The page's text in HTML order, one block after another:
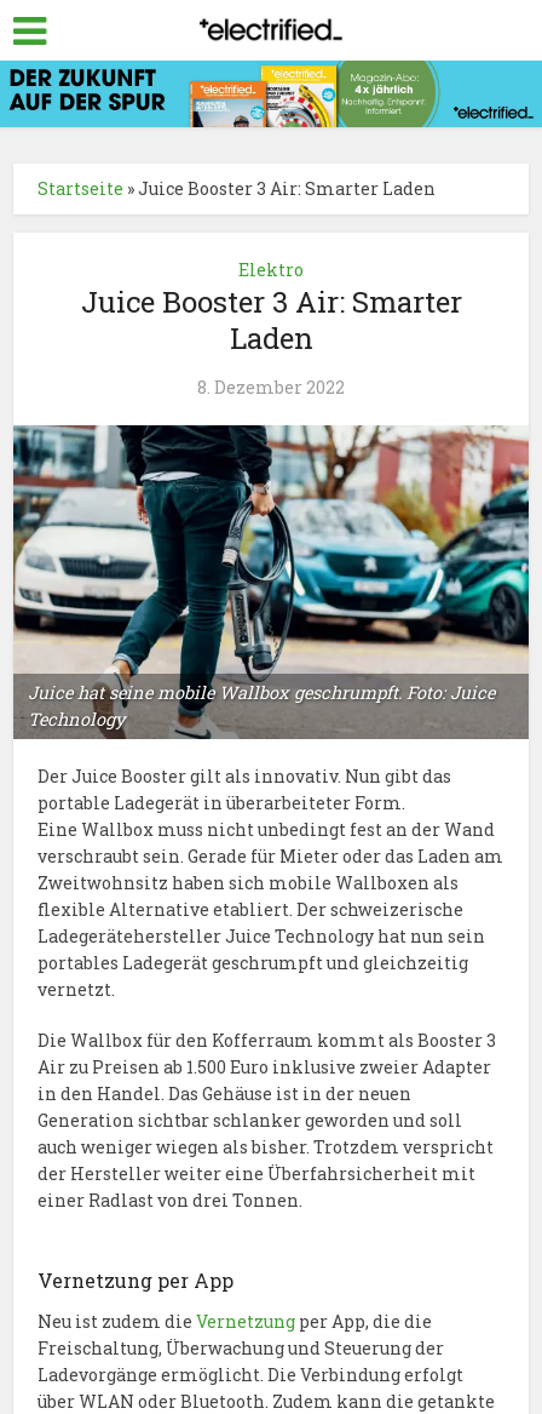
Startseite »Juice Booster 3 Air: Smarter Laden
Elektro
Juice Booster 3 Air: Smarter
Laden
8. Dezember 2022
Juice hat seine mobile Wallbox geschrumpft. Foto: Juice
Technology
Der Juice Booster gilt als innovativ. Nun gibt das
portable Ladegerät in überarbeiteter Form.
Eine Wallbox muss nicht unbedingt fest an der Wand
verschraubt sein. Gerade für Mieter oder das Laden am
Zweitwohnsitz haben sich mobile Wallboxen als
flexible Alternative etabliert. Der schweizerische
Ladegerätehersteller Juice Technology hat nun sein
portables Ladegerät geschrumpft und gleichzeitig
vernetzt.
Die Wallbox für den Kofferraum kommt als Booster 3
Air zu Preisen ab 1.500 Euro inklusive zweier Adapter
in den Handel. Das Gehäuse ist in der neuen
Generation sichtbar schlanker geworden und soll
auch weniger wiegen als bisher. Trotzdem verspricht
der Hersteller weiter eine Überfahrsicherheit mit
einer Radlast von drei Tonnen.
Vernetzung per App
Neu ist zudem dieVernetzung per App, die die
Freischaltung, Überwachung und Steuerung der
Ladevorgänge ermöglicht. Die Verbindung erfolgt
über WLAN oder Bluetooth. Zudem kann die getankte